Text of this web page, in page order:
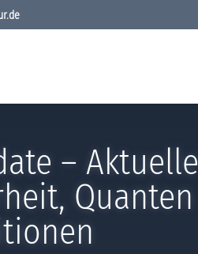
– Aktuelle
Quanten